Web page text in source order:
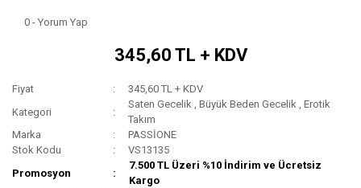
0 - Yorum Yap
345,60 TL + KDV
Fiyat
345,60 TL + KDV
Kategori
Saten Gecelik ,Büyük Beden Gecelik ,Erotik
Takım
Marka
PASSİONE
Stok Kodu
VS13135
Promosyon
7.500 TL Üzeri %10 İndirim ve Ücretsiz
Kargo